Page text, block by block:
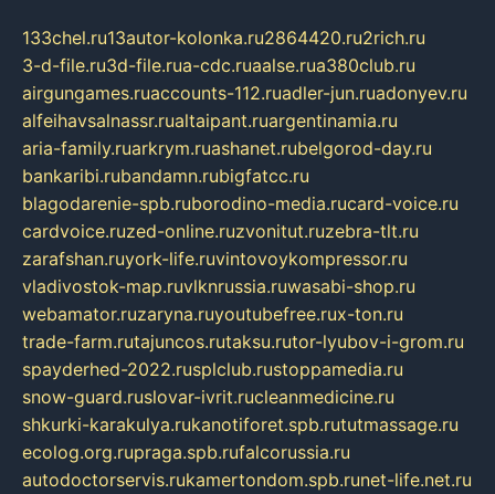
133chel.ru13autor-kolonka.ru2864420.ru2rich.ru
3-d-file.ru3d-file.rua-cdc.ruaalse.rua380club.ru
airgungames.ruaccounts-112.ruadler-jun.ruadonyev.ru
alfeihavsalnassr.rualtaipant.ruargentinamia.ru
aria-family.ruarkrym.ruashanet.rubelgorod-day.ru
bankaribi.rubandamn.rubigfatcc.ru
blagodarenie-spb.ruborodino-media.rucard-voice.ru
cardvoice.ruzed-online.ruzvonitut.ruzebra-tlt.ru
zarafshan.ruyork-life.ruvintovoykompressor.ru
vladivostok-map.ruvlknrussia.ruwasabi-shop.ru
webamator.ruzaryna.ruyoutubefree.rux-ton.ru
trade-farm.rutajuncos.rutaksu.rutor-lyubov-i-grom.ru
spayderhed-2022.rusplclub.rustoppamedia.ru
snow-guard.ruslovar-ivrit.rucleanmedicine.ru
shkurki-karakulya.rukanotiforet.spb.rututmassage.ru
ecolog.org.rupraga.spb.rufalcorussia.ru
autodoctorservis.rukamertondom.spb.runet-life.net.ru